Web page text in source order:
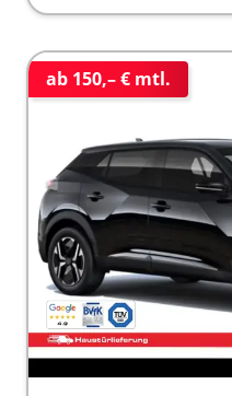
ab 150,– € mtl.